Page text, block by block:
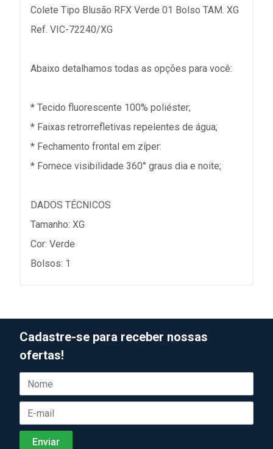
Colete Tipo Blusão RFX Verde 01 Bolso TAM. XG
Ref. VIC-72240/XG
Abaixo detalhamos todas as opções para você:
* Tecido fluorescente 100% poliéster;
* Faixas retrorrefletivas repelentes de água;
* Fechamento frontal em zíper:
* Fornece visibilidade 360° graus dia e noite;
DADOS TÉCNICOS
Tamanho: XG
Cor: Verde
Bolsos: 1
Cadastre-se para receber nossas
ofertas!